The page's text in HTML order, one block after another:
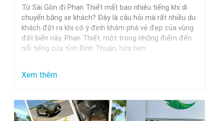
Nhất
Từ Sài Gòn đi Phan Thiết mất bao nhiêu tiếng khi di
chuyển bằng xe khách? Đây là câu hỏi mà rất nhiều du
khách đặt ra khi có ý định khám phá vẻ đẹp của vùng
đất biển này. Phan Thiết, một trong những điểm đến
nổi tiếng của tỉnh Bình Thuận, hứa hẹn…
Xem thêm:
Sài
Gòn